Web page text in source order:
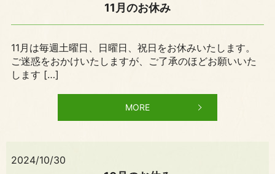
11月のお休み
11月は毎週土曜日、日曜日、祝日をお休みいたします。
ご迷惑をおかけいたしますが、ご了承のほどお願いいた
します […]
MORE
2024/10/30